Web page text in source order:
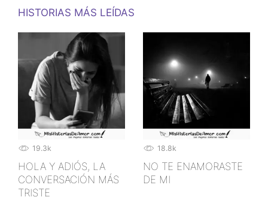
HISTORIAS MÁS LEÍDAS
19.3k
HOLA Y ADIÓS, LA
CONVERSACIÓN MÁS
TRISTE
18.8k
NO TE ENAMORASTE
DE MI